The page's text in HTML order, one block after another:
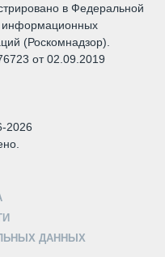
в Федеральной
информационных
(Роскомнадзор).
от 02.09.2019
2026
ДАННЫХ